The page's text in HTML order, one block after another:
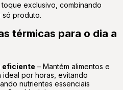
toque exclusivo, combinando
só produto.
térmicas para o dia a
eficiente – Mantém alimentos e
ideal por horas, evitando
nutrientes essenciais